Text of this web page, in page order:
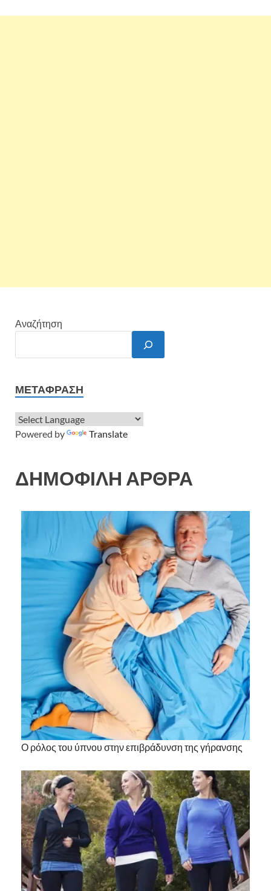
Αναζήτηση
ΜΕΤΆΦΡΑΣΗ
Powered by Translate
ΔΗΜΟΦΙΛΗ ΑΡΘΡΑ
Ο ρόλος του ύπνου στην επιβράδυνση της γήρανσης